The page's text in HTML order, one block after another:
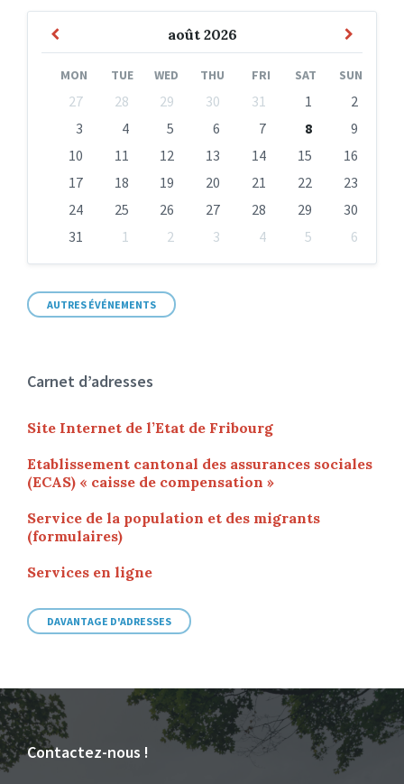
août 2026
Previous
MON TUE WED THU FRI SAT SUN
calendar
27 28 29 30 31 1
2
3
4 5 6 7 8
9
10
11 12 13 14 15
16
17
18 19 20 21 22
23
24
25 26 27 28 29
30
31
1 2 3 4 5
6
calendar
days
AUTRES ÉVÉNEMENTS
Carnet d’adresses
Site Internet de l’Etat de Fribourg
Etablissement cantonal des assurances sociales
(ECAS) « caisse de compensation »
Service de la population et des migrants
(formulaires)
Services en ligne
DAVANTAGE D'ADRESSES
Contactez-nous !